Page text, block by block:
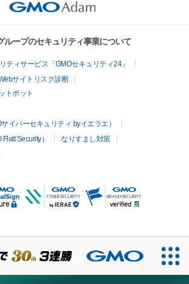
ループのセキュリティ事業について
ティサービス「GMOセキュリティ24」
サイトリスク診断
トボット
イバーセキュリティ byイエラエ）
Security）
なりすまし対策